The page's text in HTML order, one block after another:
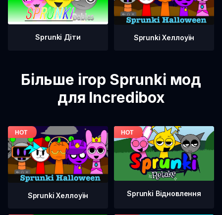
Sprunki Діти Sprunki Хеллоуїн
Більше ігор Sprunki мод
для Incredibox
Sprunki Хеллоуїн Sprunki Відновлення